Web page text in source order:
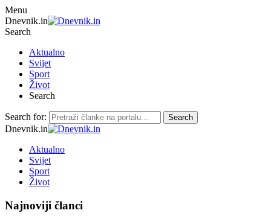
Menu
Dnevnik.in
Search
Aktualno
Svijet
Sport
Život
Search
Search for: Search
Dnevnik.in
Aktualno
Svijet
Sport
Život
Najnoviji članci